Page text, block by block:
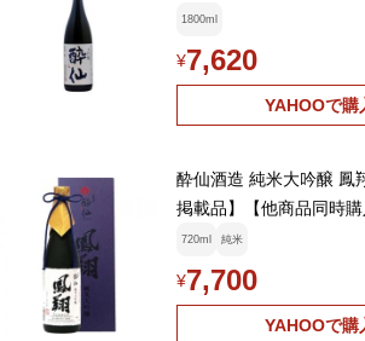
1800ml
¥7,620
YAHOOで購
酔仙酒造 純米大吟醸 鳳
掲載品】【他商品同時購
720ml 純米
¥7,700
YAHOOで購